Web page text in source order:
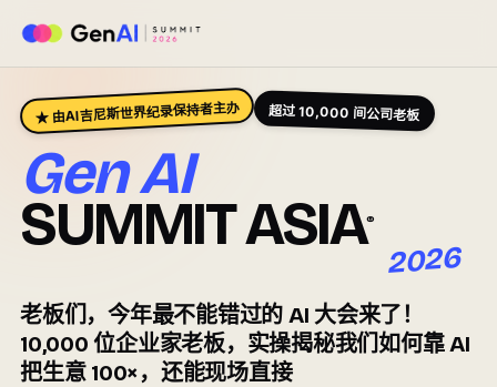
★ 由AI吉尼斯世界纪录保持者主办 超过 10,000 间公司老板
Gen AI
SUMMITASIA®
2026
老板们，今年最不能错过的 AI 大会来了！
10,000 位企业家老板，实操揭秘我们如何靠 AI
把生意 100×，还能现场直接